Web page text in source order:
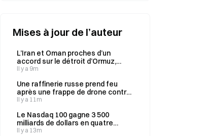
Mises à jour de l’auteur
L’Iran et Oman proches d’un
accord sur le détroit d’Ormuz,
selon un responsable américain,
prochaine
Il y a 9m
Une raffinerie russe prend feu
après une frappe de drone contre
le site d’Ilsky
Il y a 11m
Le Nasdaq 100 gagne 3 500
milliards de dollars en quatre
séances ; Palantir bondit de 39,78
Il y a 13m